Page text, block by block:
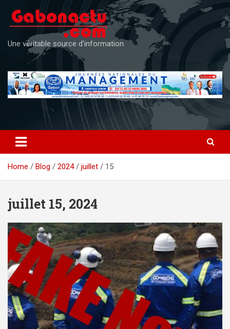
content
Une véritable source d'information
Home Blog 2024 juillet 15
juillet 15, 2024